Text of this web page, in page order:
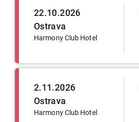
22.10.2026
Ostrava
Harmony Club Hotel
2.11.2026
Ostrava
Harmony Club Hotel